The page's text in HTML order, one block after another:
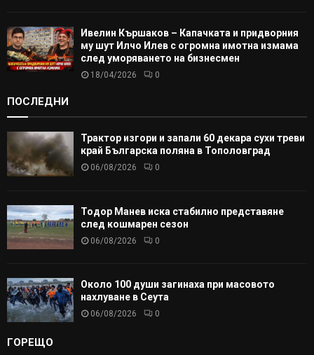
Ивелин Кършаков – Капачката и придворния
му шут Илчо Илев с огромна имотна измама
след уморяването на бизнесмен
18/04/2026 0
ПОСЛЕДНИ
Трактор изгори и запали 60 декара сухи треви
край Българска поляна в Тополовград
06/08/2026 0
Тодор Манев иска стабилно представяне
след кошмарен сезон
06/08/2026 0
Около 100 души загинаха при масовото
нахлуване в Сеута
06/08/2026 0
ГОРЕЩО